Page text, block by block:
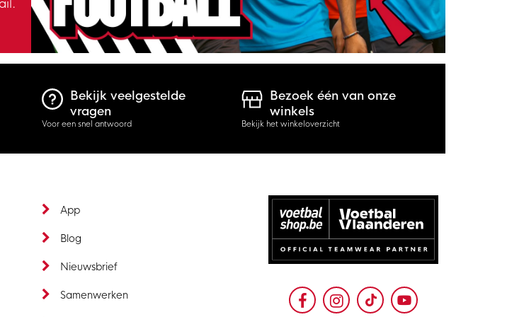
Bekijk veelgestelde
vragen
Voor een snel antwoord
Bezoek één van onze
winkels
Bekijk het winkeloverzicht
App
Blog
Nieuwsbrief
Samenwerken